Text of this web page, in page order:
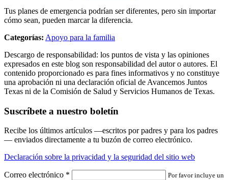
Tus planes de emergencia podrían ser diferentes, pero sin importar
cómo sean, pueden marcar la diferencia.
Categorías: Apoyo para la familia
Descargo de responsabilidad: los puntos de vista y las opiniones
expresados en este blog son responsabilidad del autor o autores. El
contenido proporcionado es para fines informativos y no constituye
una aprobación ni una declaración oficial de Avancemos Juntos
Texas ni de la Comisión de Salud y Servicios Humanos de Texas.
Suscríbete a nuestro boletín
Recibe los últimos artículos —escritos por padres y para los padres
— enviados directamente a tu buzón de correo electrónico.
Declaración sobre la privacidad y la seguridad del sitio web
Correo electrónico *
Por favor incluye un